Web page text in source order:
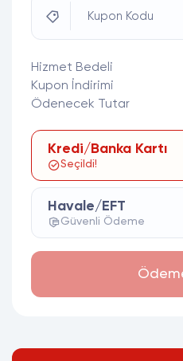
Kupon Kodu
Hizmet Bedeli
Kupon İndirimi
Ödenecek Tutar
Kredi/Banka Kartı
Seçildi!
Havale/EFT
Güvenli Ödeme